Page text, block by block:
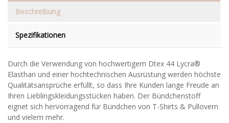
Beschreibung
Spezifikationen
Durch die Verwendung von hochwertigem Dtex 44 Lycra®
Elasthan und einer hochtechnischen Ausrüstung werden höchste
Qualitätsansprüche erfüllt, so dass Ihre Kunden lange Freude an
Ihren Lieblingskleidungsstücken haben. Der Bündchenstoff
eignet sich hervorragend für Bündchen von T-Shirts & Pullovern
und vielem mehr.